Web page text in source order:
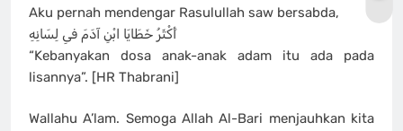
Aku pernah mendengar Rasulullah saw bersabda,
أَكْثَرُ خَطَايَا ابْنِ آدَمَ فىِ لِسَانِهِ
“Kebanyakan dosa anak-anak adam itu ada pada
lisannya”. [HR Thabrani]
Wallahu A’lam. Semoga Allah Al-Bari menjauhkan kita